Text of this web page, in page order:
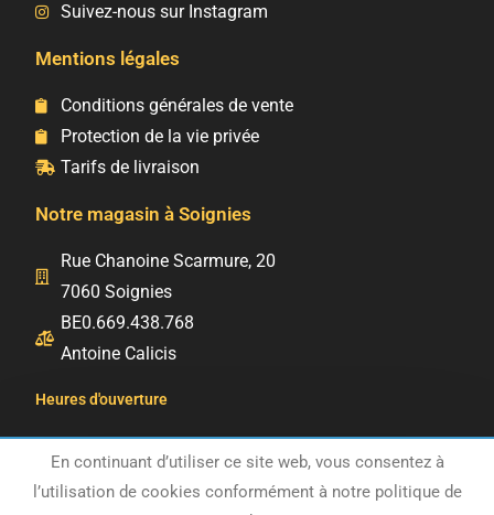
Suivez-nous sur Instagram
Mentions légales
Conditions générales de vente
Protection de la vie privée
Tarifs de livraison
Notre magasin à Soignies
Rue Chanoine Scarmure, 20
7060 Soignies
BE0.669.438.768
Antoine Calicis
Heures d'ouverture
Du mardi au samedi: 10h – 18h
Dimanche et lundi : Fermé
Le magasin est fermé jusqu'au 17 août
inclus. Les envois et les retraits reprendront le
En continuant d’utiliser ce site web, vous consentez à
l’utilisation de cookies conformément à notre politique de